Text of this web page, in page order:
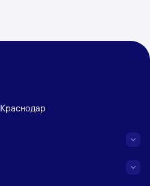
Краснодар